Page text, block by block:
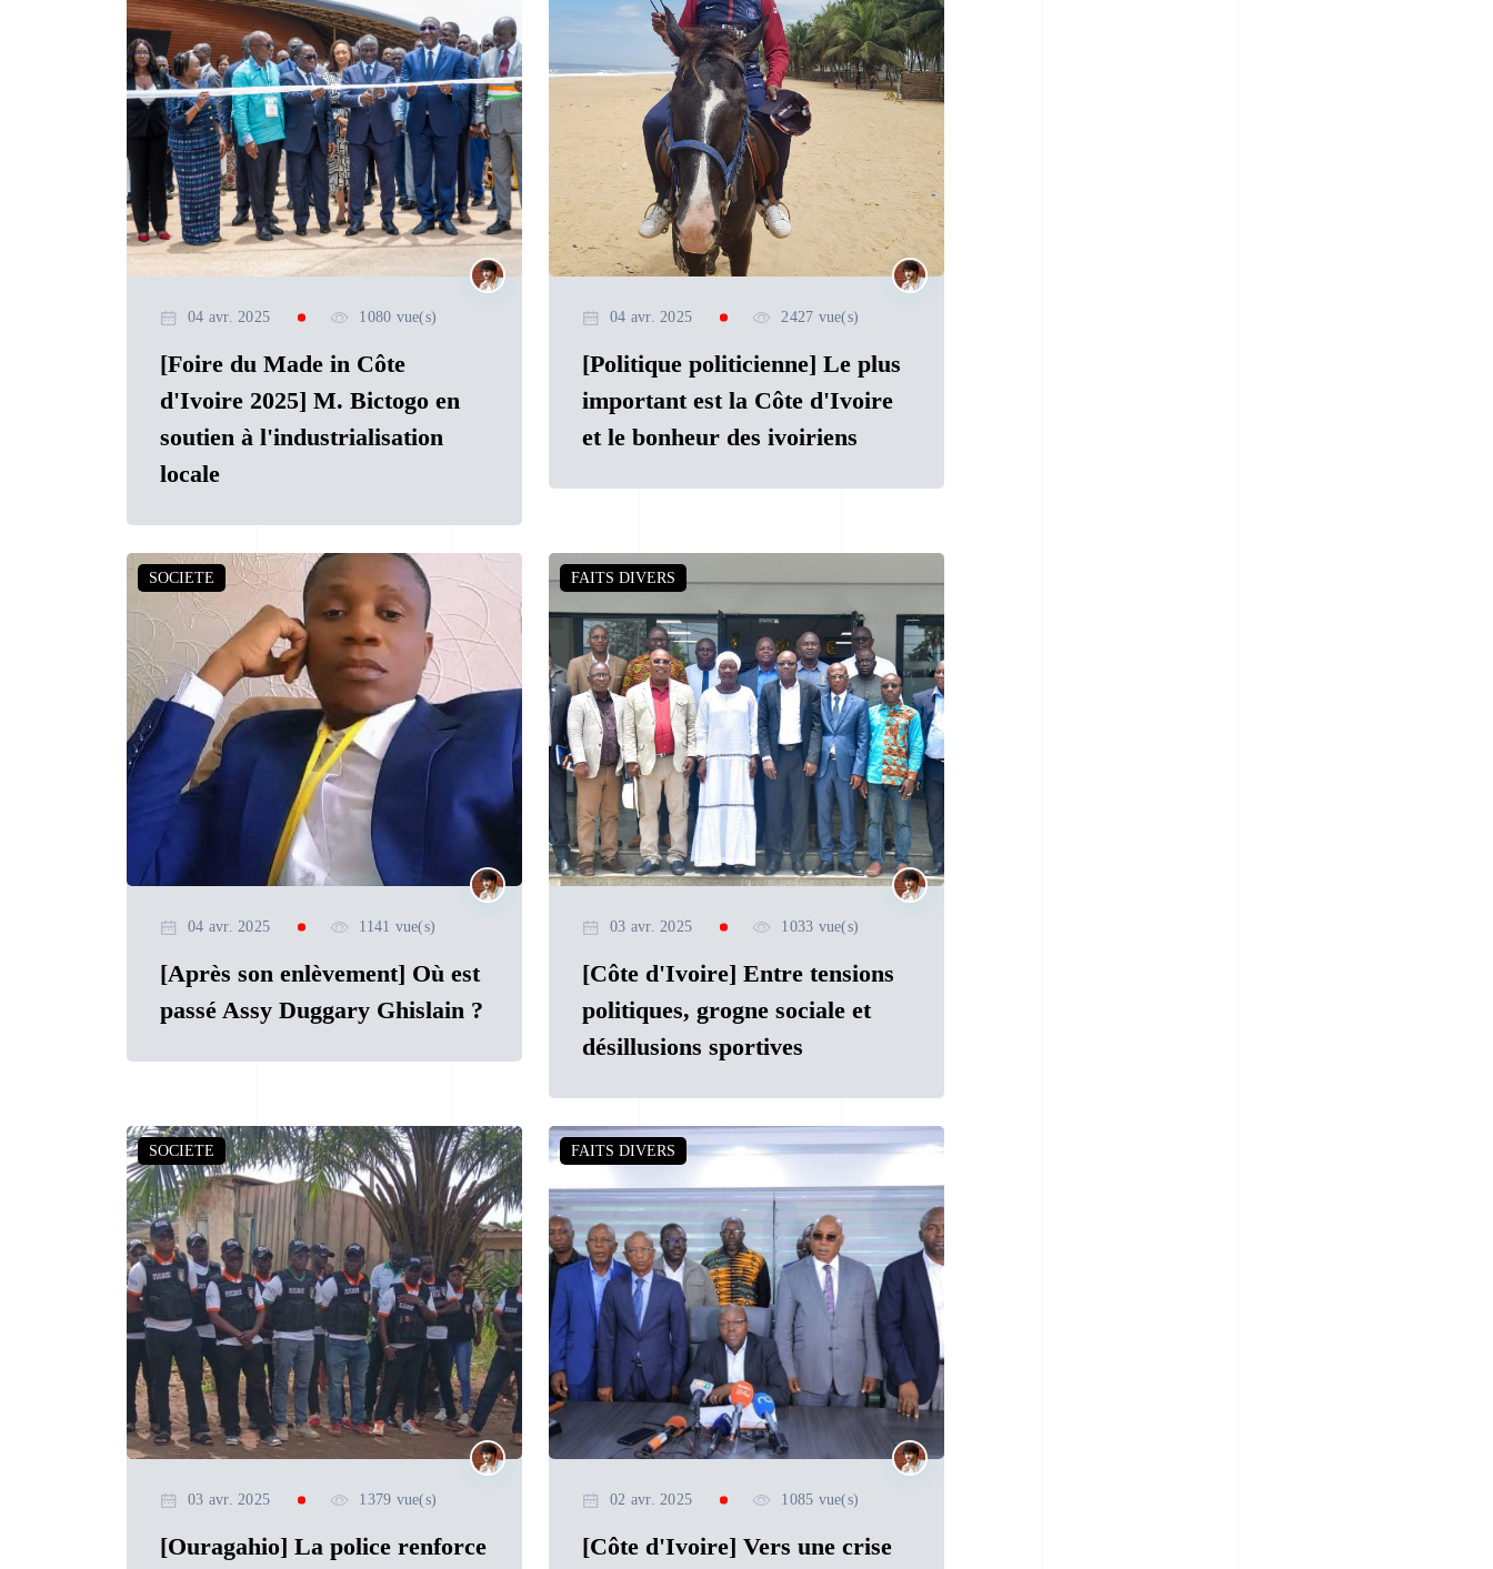
04 avr. 2025 1080 vue(s)
[Foire du Made in Côte
d'Ivoire 2025] M. Bictogo en
soutien à l'industrialisation
locale
04 avr. 2025 2427 vue(s)
[Politique politicienne] Le plus
important est la Côte d'Ivoire
et le bonheur des ivoiriens
SOCIETE
04 avr. 2025 1141 vue(s)
[Après son enlèvement] Où est
passé Assy Duggary Ghislain ?
FAITS DIVERS
03 avr. 2025 1033 vue(s)
[Côte d'Ivoire] Entre tensions
politiques, grogne sociale et
désillusions sportives
SOCIETE
03 avr. 2025 1379 vue(s)
[Ouragahio] La police renforce
FAITS DIVERS
02 avr. 2025 1085 vue(s)
[Côte d'Ivoire] Vers une crise